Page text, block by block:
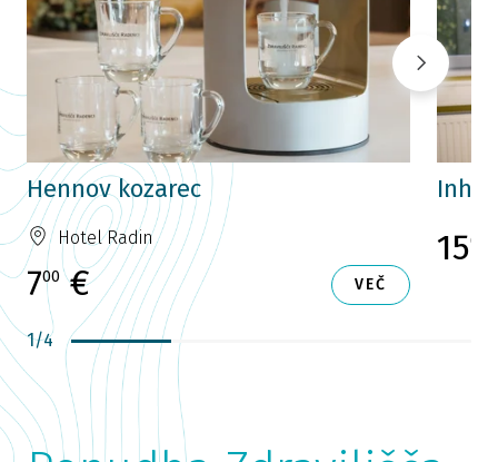
Hennov kozarec
Hotel Radin
700€ VEČ
1500
1/4